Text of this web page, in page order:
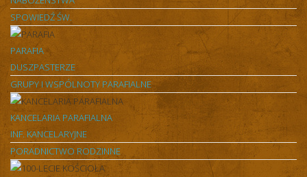
SPOWIEDŹ ŚW.
PARAFIA
DUSZPASTERZE
GRUPY I WSPÓLNOTY PARAFIALNE
KANCELARIA PARAFIALNA
INF. KANCELARYJNE
PORADNICTWO RODZINNE